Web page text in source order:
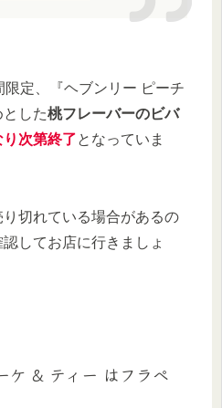
定、『ヘブンリー ピーチ
した桃フレーバーのビバ
次第終了となっていま
切れている場合があるの
してお店に行きましょ
ケ & ティー はフラペ